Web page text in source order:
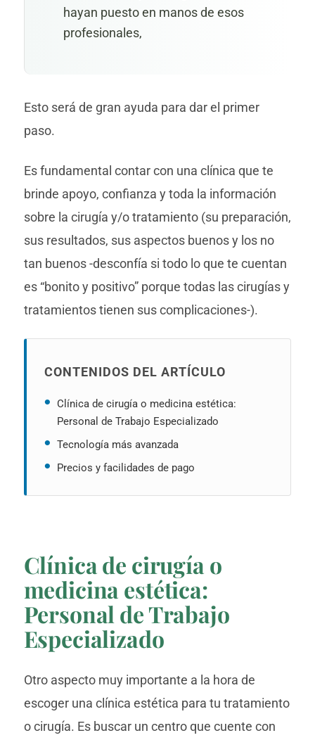
hayan puesto en manos de esos
profesionales,
Esto será de gran ayuda para dar el primer
paso.
Es fundamental contar con una clínica que te
brinde apoyo, confianza y toda la información
sobre la cirugía y/o tratamiento (su preparación,
sus resultados, sus aspectos buenos y los no
tan buenos -desconfía si todo lo que te cuentan
es “bonito y positivo” porque todas las cirugías y
tratamientos tienen sus complicaciones-).
CONTENIDOS DEL ARTÍCULO
Clínica de cirugía o medicina estética:
Personal de Trabajo Especializado
Tecnología más avanzada
Precios y facilidades de pago
Clínica de cirugía o
medicina estética:
Personal de Trabajo
Especializado
Otro aspecto muy importante a la hora de
escoger una clínica estética para tu tratamiento
o cirugía. Es buscar un centro que cuente con